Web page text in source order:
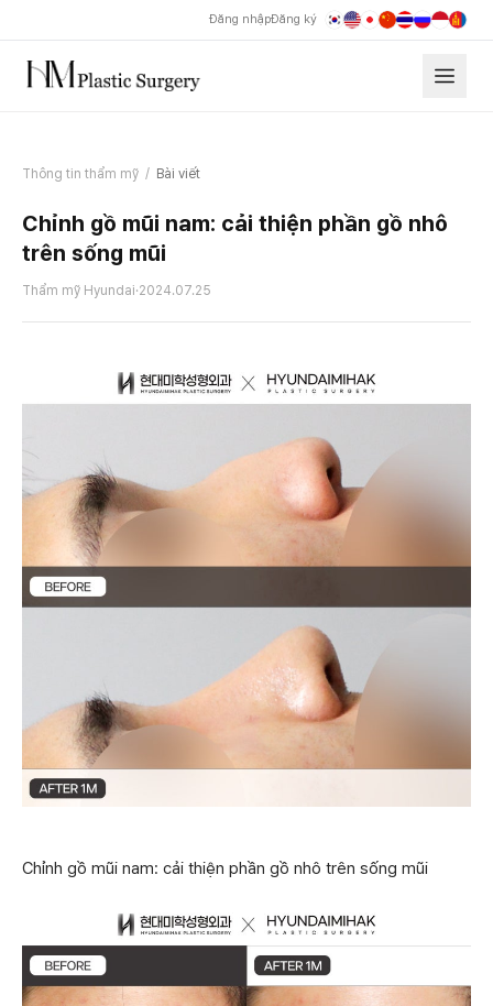
Đăng nhậpĐăng ký
Thông tin thẩm mỹ / Bài viết
Chỉnh gồ mũi nam: cải thiện phần gồ nhô
trên sống mũi
Thẩm mỹ Hyundai·2024.07.25
Chỉnh gồ mũi nam: cải thiện phần gồ nhô trên sống mũi